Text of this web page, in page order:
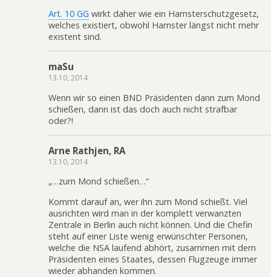
Art. 10 GG wirkt daher wie ein Hamsterschutzgesetz,
welches existiert, obwohl Hamster längst nicht mehr
existent sind.
maSu
13.10, 2014
Wenn wir so einen BND Präsidenten dann zum Mond
schießen, dann ist das doch auch nicht strafbar
oder?!
Arne Rathjen, RA
13.10, 2014
„…zum Mond schießen…“
Kommt darauf an, wer ihn zum Mond schießt. Viel
ausrichten wird man in der komplett verwanzten
Zentrale in Berlin auch nicht können. Und die Chefin
steht auf einer Liste wenig erwünschter Personen,
welche die NSA laufend abhört, zusammen mit dem
Präsidenten eines Staates, dessen Flugzeuge immer
wieder abhanden kommen.